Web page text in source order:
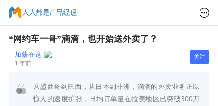
“网约车一哥”滴滴，也开始送外卖了？
加薪在这
1 年前
关注
从墨西哥到巴西，从日本到非洲，滴滴的外卖业务正以
惊人的速度扩张，日均订单量在拉美地区已突破300万